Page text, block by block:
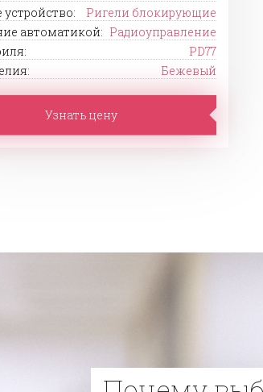
Ригели блокирующие
автоматикой: Радиоуправление
PD77
Бежевый
Узнать цену